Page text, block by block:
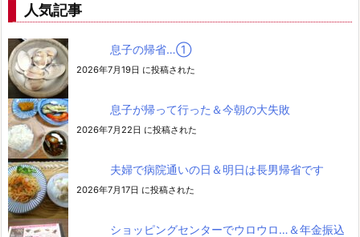
人気記事
息子の帰省…➀
2026年7月19日 に投稿された
息子が帰って行った＆今朝の大失敗
2026年7月22日 に投稿された
夫婦で病院通いの日＆明日は長男帰省です
2026年7月17日 に投稿された
ショッピングセンターでウロウロ…＆年金振込